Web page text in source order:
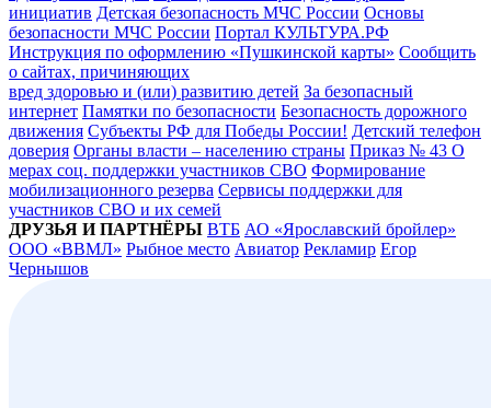
инициатив Детская безопасность МЧС России Основы
безопасности МЧС России Портал КУЛЬТУРА.РФ
Инструкция по оформлению «Пушкинской карты» Сообщить
о сайтах, причиняющих
вред здоровью и (или) развитию детей За безопасный
интернет Памятки по безопасности Безопасность дорожного
движения Субъекты РФ для Победы России! Детский телефон
доверия Органы власти – населению страны Приказ № 43 О
мерах соц. поддержки участников СВО Формирование
мобилизационного резерва Сервисы поддержки для
участников СВО и их семей
ДРУЗЬЯ И ПАРТНЁРЫ ВТБ АО «Ярославский бройлер»
ООО «ВВМЛ» Рыбное место Авиатор Рекламир Егор
Чернышов